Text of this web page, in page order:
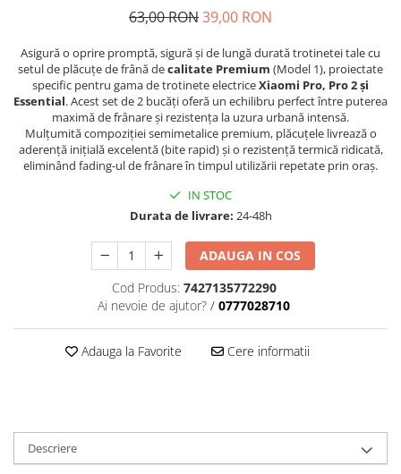
Etrieri
https://www.doctortrotineta.ro/lumini
Stop trotineta
Faruri
https://www.doctortrotineta.ro/cadru
Aparatori (aripi)
https://www.doctortrotineta.ro/camere-
trotinete-electrice
cauciucuri-bicicleta
Camere bicicleta
63,00 RON39,00 RON
Asigură o oprire promptă, sigură și de lungă durată trotinetei tale cu
setul de plăcuțe de frână decalitate Premium (Model 1), proiectate
specific pentru gama de trotinete electriceXiaomi Pro, Pro 2 și
Essential. Acest set de 2 bucăți oferă un echilibru perfect între puterea
maximă de frânare și rezistența la uzura urbană intensă.
Mulțumită compoziției semimetalice premium, plăcuțele livrează o
aderență inițială excelentă (bite rapid) și o rezistență termică ridicată,
eliminând fading-ul de frânare în timpul utilizării repetate prin oraș.
IN STOC
Durata de livrare: 24-48h
ADAUGA IN COS
Cod Produs: 7427135772290
Ai nevoie de ajutor? / 0777028710
Adauga la Favorite Cere informatii
Descriere